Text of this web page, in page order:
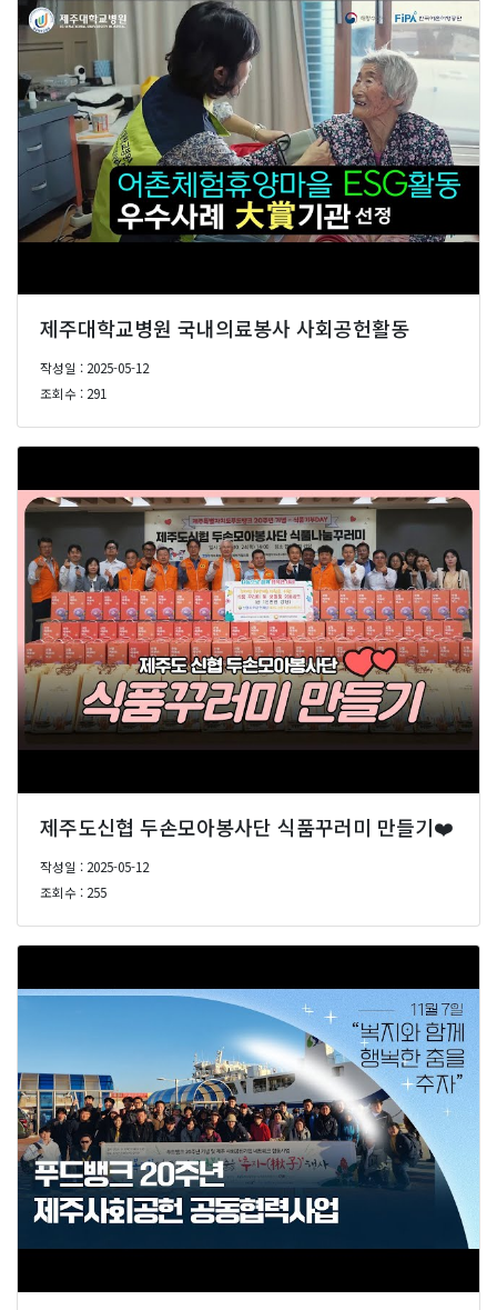
제주대학교병원 국내의료봉사 사회공헌활동
작성일 : 2025-05-12
조회수 : 291
제주도신협 두손모아봉사단 식품꾸러미 만들기❤️
작성일 : 2025-05-12
조회수 : 255